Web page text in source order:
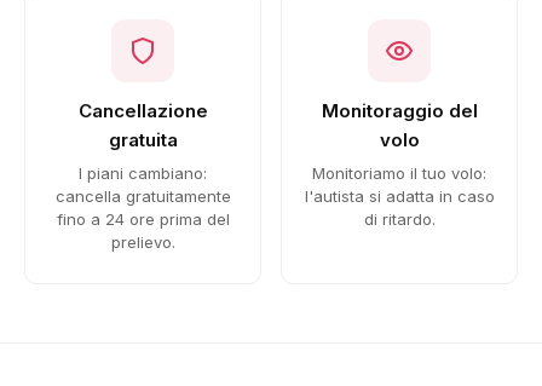
Cancellazione
gratuita
I piani cambiano:
cancella gratuitamente
fino a 24 ore prima del
prelievo.
Monitoraggio del
volo
Monitoriamo il tuo volo:
l'autista si adatta in caso
di ritardo.